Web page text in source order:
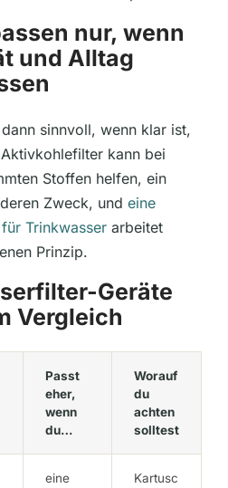
nur, wenn
und Alltag
sinnvoll, wenn klar ist,
kann bei
Stoffen helfen, ein
Zweck, und eine
Trinkwasser arbeitet
Prinzip.
Geräte
Vergleich
Passt
eher,
wenn
du…
Worauf
du
achten
solltest
eine
Kartusc